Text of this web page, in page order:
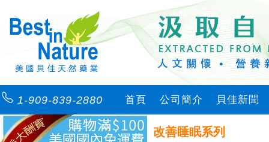
1-909-839-2880 首頁 公司簡介 貝佳新聞
改善睡眠系列